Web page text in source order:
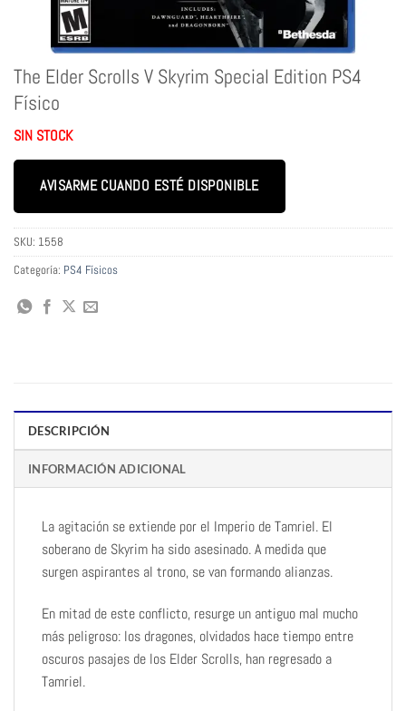
The Elder Scrolls V Skyrim Special Edition PS4
Físico
SIN STOCK
AVISARME CUANDO ESTÉ DISPONIBLE
SKU: 1558
Categoría: PS4 Físicos
DESCRIPCIÓN
INFORMACIÓN ADICIONAL
La agitación se extiende por el Imperio de Tamriel. El
soberano de Skyrim ha sido asesinado. A medida que
surgen aspirantes al trono, se van formando alianzas.
En mitad de este conflicto, resurge un antiguo mal mucho
más peligroso: los dragones, olvidados hace tiempo entre
oscuros pasajes de los Elder Scrolls, han regresado a
Tamriel.